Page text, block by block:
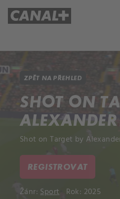
ZPĚT NA PŘEHLED
SHOT ON
Shot on Target by
REGISTROVAT
Žánr:Sport Rok: 2025